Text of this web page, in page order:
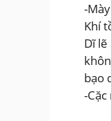
-
Khí
Dĩ
bạo
-